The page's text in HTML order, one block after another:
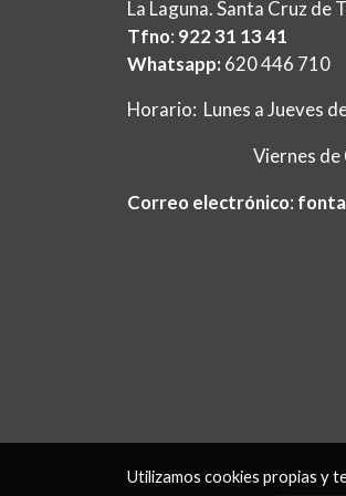
La Laguna. Santa Cruz de
Tfno: 922 31 13 41
Whatsapp: 620 446 710
Horario: Lunes a Jueves
Viernes de
Correo electrónico:
Utilizamos cookies propias y